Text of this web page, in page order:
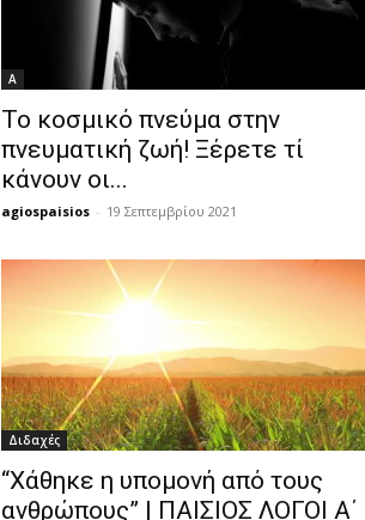
Α
Το κοσμικό πνεύμα στην
πνευματική ζωή! Ξέρετε τί
κάνουν οι...
agiospaisios - 19 Σεπτεμβρίου 2021
Διδαχές
“Χάθηκε η υπομονή από τους
ανθρώπους” | ΠΑΙΣΙΟΣ ΛΟΓΟΙ Α΄